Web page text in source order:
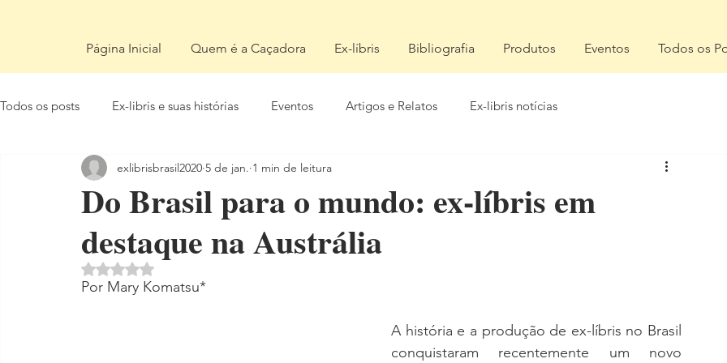
Página Inicial Quem é a Caçadora Ex-líbris Bibliografia Produtos Eventos Todos os
Todos os posts Ex-libris e suas histórias Eventos Artigos e Relatos Ex-libris notícias
Do Brasil para o mundo: ex-líbris em
destaque na Austrália
exlibrisbrasil2020 5 de jan. 1 min de leitura
Avaliado com NaN de 5 estrelas.
Por Mary Komatsu*
A história e a produção de ex-líbris no Brasil
conquistaram recentemente um novo